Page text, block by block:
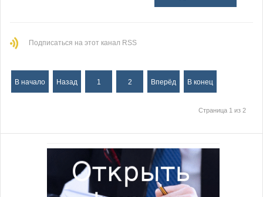
Подписаться на этот канал RSS
В начало Назад 1 2 Вперёд В конец
Страница 1 из 2